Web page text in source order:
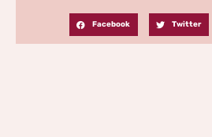
Facebook Twitter